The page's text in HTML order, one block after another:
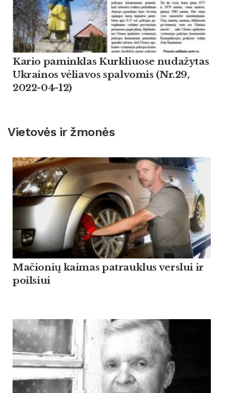
Kario paminklas Kurkliuose nudažytas
Ukrainos vėliavos spalvomis (Nr.29,
2022-04-12)
Vietovės ir žmonės
Mačionių kaimas patrauklus verslui ir
poilsiui